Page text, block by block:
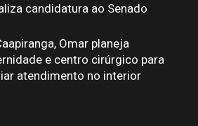
candidatura ao Senado
Omar planeja
e centro cirúrgico para
atendimento no interior